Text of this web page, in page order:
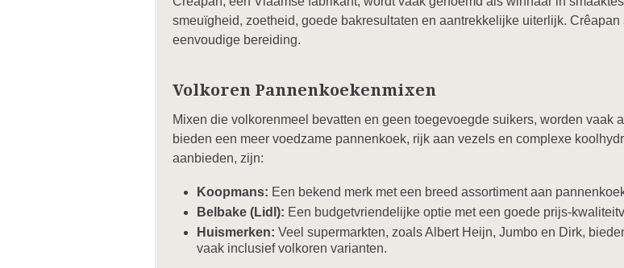
smeuïgheid, zoetheid, goede bakresultaten en aantrekkelijke uiterlijk.
eenvoudige bereiding.
Volkoren Pannenkoekenmixen
Mixen die volkorenmeel bevatten en geen toegevoegde suikers, worden vaak
bieden een meer voedzame pannenkoek, rijk aan vezels en complexe
aanbieden, zijn:
Koopmans: Een bekend merk met een breed assortiment aan
Belbake (Lidl): Een budgetvriendelijke optie met een goede prijs-
Huismerken: Veel supermarkten, zoals Albert Heijn, Jumbo en Dirk,
vaak inclusief volkoren varianten.